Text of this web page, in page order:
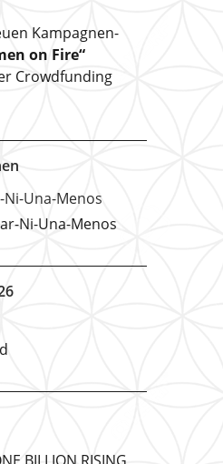
Kampagnen-
on Fire“
Crowdfunding
Ni-Una-Menos